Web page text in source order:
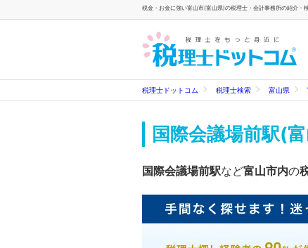
税金・お金に強い富山市(富山県)の税理士・会計事務所の紹介・
税理士ドットコム 税理士検索 富山県
国際会議場前駅(
国際会議場前駅など富山市内の